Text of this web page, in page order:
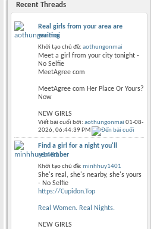
Recent Threads
Real girls from your area are
waiting
Khởi tạo chủ đề: aothungonmai
Meet a girl from your city tonight -
No Selfie
MeetAgree com
MeetAgree com Her Place Or Yours?
Now
NEW GIRLS
Viết bài cuối bởi: aothungonmai 01-08-
2026, 06:44:39 PM
Find a girl for a night you'll
remember
Khởi tạo chủ đề: minhhuy1401
She's real, she's nearby, she's yours
- No Selfie
https://Cupidon.Top
Real Women. Real Nights.
NEW GIRLS